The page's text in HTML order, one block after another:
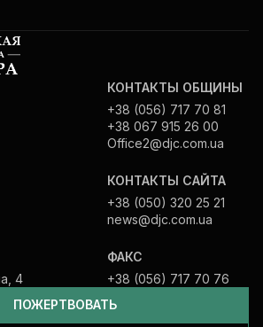
ПОЖЕРТВОВАТЬ
4
КОНТАКТЫ ОБЩИНЫ
+38 (056) 717 70 81
+38 067 915 26 00
Office2@djc.com.ua
КОНТАКТЫ САЙТА
+38 (050) 320 25 21
news@djc.com.ua
ФАКС
+38 (056) 717 70 76